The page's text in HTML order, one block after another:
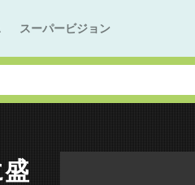
スーパービジョン